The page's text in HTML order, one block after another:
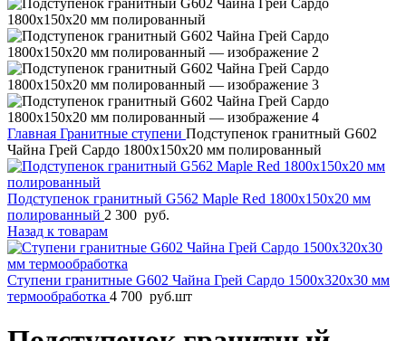
Главная Гранитные ступени Подступенок гранитный G602
Чайна Грей Сардо 1800x150x20 мм полированный
Подступенок гранитный G562 Maple Red 1800x150x20 мм
полированный 2 300 руб.
Назад к товарам
Ступени гранитные G602 Чайна Грей Сардо 1500x320x30 мм
термообработка 4 700 руб.шт